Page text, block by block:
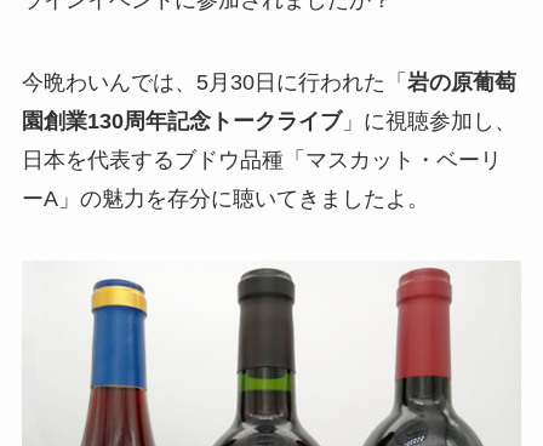
今晩わいんでは、5月30日に行われた「 岩の原葡萄
園創業130周年記念トークライブ」に視聴参加し、
日本を代表するブドウ品種「マスカット・ベーリ
ーA」の魅力を存分に聴いてきましたよ。